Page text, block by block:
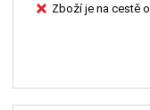
Zboží je na cestě